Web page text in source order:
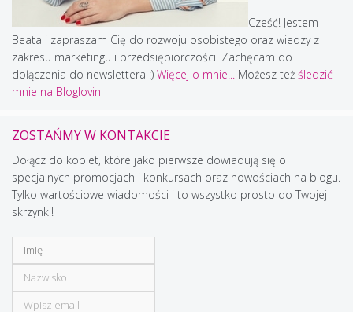
Cześć! Jestem
Beata i zapraszam Cię do rozwoju osobistego oraz wiedzy z
zakresu marketingu i przedsiębiorczości. Zachęcam do
dołączenia do newslettera :) Więcej o mnie... Możesz też śledzić
mnie na Bloglovin
ZOSTAŃMY W KONTAKCIE
Dołącz do kobiet, które jako pierwsze dowiadują się o
specjalnych promocjach i konkursach oraz nowościach na blogu.
Tylko wartościowe wiadomości i to wszystko prosto do Twojej
skrzynki!